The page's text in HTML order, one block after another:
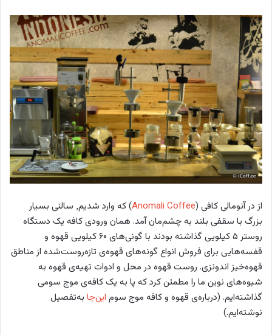
از در آنومالی کافی (Anomali Coffee
) که وارد شدیم٬ سالنی بسیار
بزرگ با سقفی بلند به چشم‌مان آمد. همان ورودی کافه یک دستگاه
روستر ۵ کیلویی گذاشته بودند با گونی‌های ۶۰ کیلویی قهوه و
قفسه‌هایی برای فروش انواع گونه‌های قهوه‌‌ی تازه‌روست‌شده از مناطق
قهوه‌خیز اندونزی. روست قهوه در محل و ادوات تهیه‌ی قهوه به
شیوه‌های نوین ما را مطمئن کرد که پا به یک کافه‌ی موج سومی
گذاشته‌ایم. (درباره‌ی قهوه و کافه موج سوم این‌جا به‌تفصیل
نوشته‌ایم.)